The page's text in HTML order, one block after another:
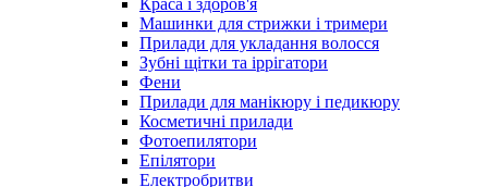
Краса і здоров'я
Машинки для стрижки і тримери
Прилади для укладання волосся
Зубні щітки та іррігатори
Фени
Прилади для манікюру і педикюру
Косметичні прилади
Фотоепилятори
Епілятори
Електробритви